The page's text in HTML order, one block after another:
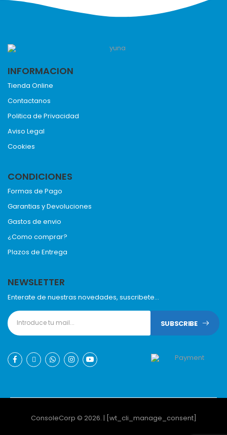
INFORMACION
Tienda Online
Contactanos
Politica de Privacidad
Aviso Legal
Cookies
CONDICIONES
Formas de Pago
Garantias y Devoluciones
Gastos de envio
¿Como comprar?
Plazos de Entrega
NEWSLETTER
Enterate de nuestras novedades, suscribete...
SUBSCRIBE
ConsoleCorp © 2026. | [wt_cli_manage_consent]